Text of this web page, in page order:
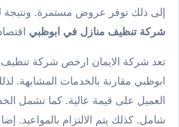
إلى ذلك توفر عروض مستمرة. ونتيجة
شركة تنظيف منازل في ابوظبي
تعد شركة الايمان ارخص شركة
ابوظبي مقارنة بالخدمات المشابهة.
العميل على قيمة عالية. كما تشمل
شامل. كذلك يتم الالتزام بالمواعيد.